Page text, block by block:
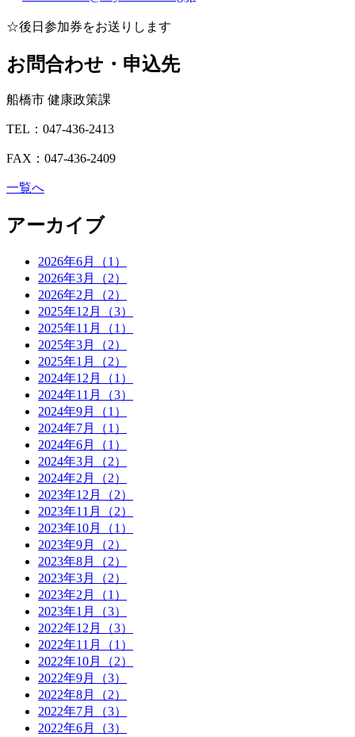
☆後日参加券をお送りします
お問合わせ・申込先
船橋市 健康政策課
TEL：047-436-2413
FAX：047-436-2409
一覧へ
アーカイブ
2026年6月（1）
2026年3月（2）
2026年2月（2）
2025年12月（3）
2025年11月（1）
2025年3月（2）
2025年1月（2）
2024年12月（1）
2024年11月（3）
2024年9月（1）
2024年7月（1）
2024年6月（1）
2024年3月（2）
2024年2月（2）
2023年12月（2）
2023年11月（2）
2023年10月（1）
2023年9月（2）
2023年8月（2）
2023年3月（2）
2023年2月（1）
2023年1月（3）
2022年12月（3）
2022年11月（1）
2022年10月（2）
2022年9月（3）
2022年8月（2）
2022年7月（3）
2022年6月（3）